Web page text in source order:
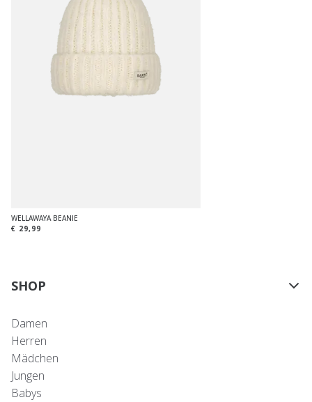
WELLAWAYA BEANIE
€ 29,99
SHOP
Damen
Herren
Mädchen
Jungen
Babys